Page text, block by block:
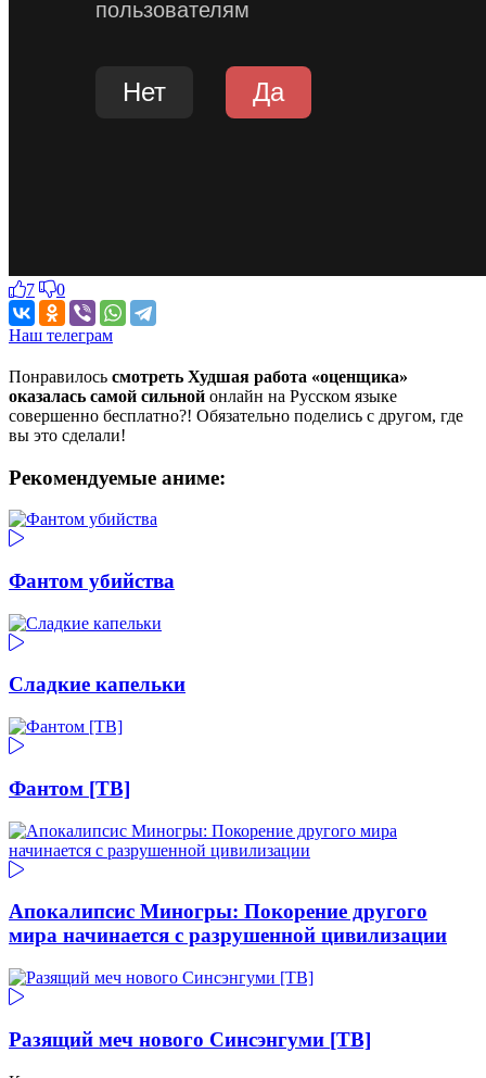
7 0
Наш телеграм
Понравилось смотреть Худшая работа «оценщика»
оказалась самой сильной онлайн на Русском языке
совершенно бесплатно?! Обязательно поделись с другом, где
вы это сделали!
Рекомендуемые аниме:
Фантом убийства
Сладкие капельки
Фантом [ТВ]
Апокалипсис Миногры: Покорение другого
мира начинается с разрушенной цивилизации
Разящий меч нового Синсэнгуми [ТВ]